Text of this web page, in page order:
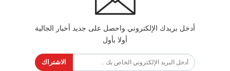
أدخل بريدك الإلكتروني واحصل على جديد أخبار الجالية
أولا بأول
الاشتراك